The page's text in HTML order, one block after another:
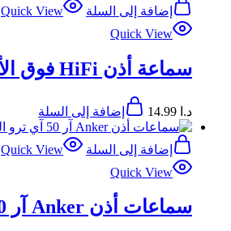
إضافة إلى السلة
Quick View
Quick View
سماعة أذن HiFi فوق الأذن
د.ا إضافة إلى السلة
إضافة إلى السلة
Quick View
Quick View
سماعات أذن Anker آر 50 آي ترو اللاسلكية